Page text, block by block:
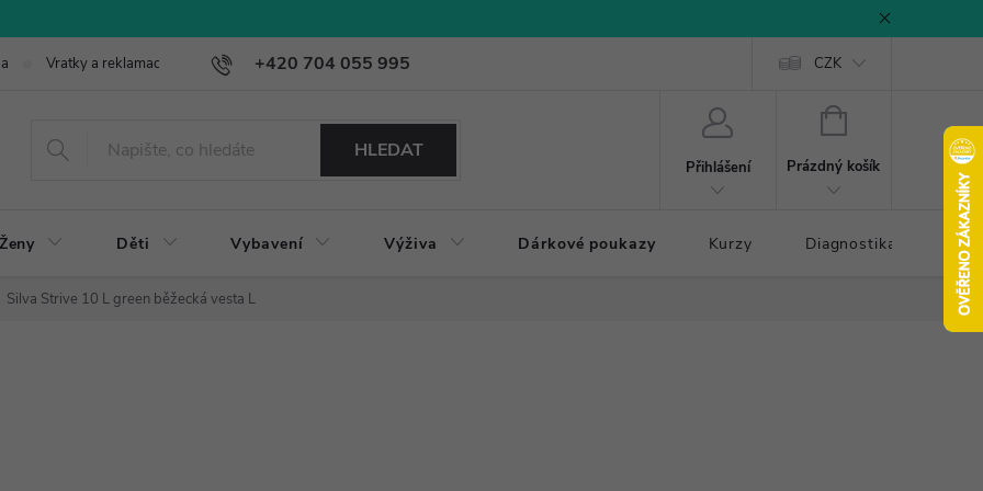
+420 704 055 995
Vratky a reklamace CZK
HLEDAT
Přihlášení
NÁKUPNÍ
Prázdný košík
Ženy Děti Vybavení Výživa Dárkové poukazy Kurzy Diagnostika došlapu
Silva Strive 10 L green běžecká vesta L